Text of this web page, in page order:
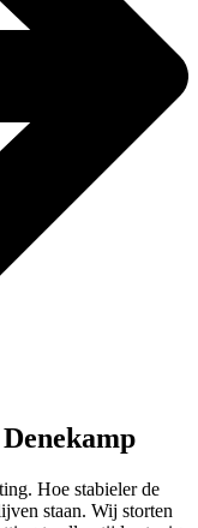
Hoe stabieler de
staan. Wij storten